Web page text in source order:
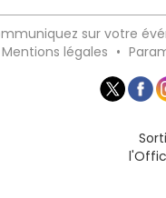
sur votre
Mentions légales •